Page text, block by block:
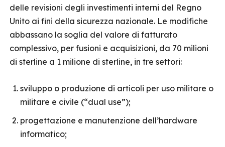
delle revisioni degli investimenti interni del Regno
Unito ai fini della sicurezza nazionale. Le modifiche
abbassano la soglia del valore di fatturato
complessivo, per fusioni e acquisizioni, da 70 milioni
di sterline a 1 milione di sterline, in tre settori:
sviluppo o produzione di articoli per uso militare o
militare e civile (“dual use”);
progettazione e manutenzione dell’hardware
informatico;